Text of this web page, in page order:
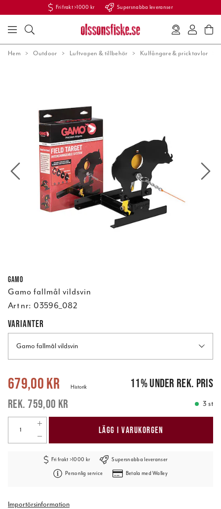
Fri frakt >1000 kr Supersnabba leveranser
Hem Outdoor Luftvapen & tillbehör Kulfångare & pricktavlor
Gamo
Gamo fallmål vildsvin
Art nr: 03596_082
VARIANTER
Gamo fallmål vildsvin
Nuvarande pris:679,00 kr 759,00 kr
679,00 kr
759,00 kr
Historik 11%under rek. pris
3 st
LÄGG I VARUKORGEN
Fri frakt >1000 kr Supersnabba leveranser
Personlig service Betala med Walley
Importörsinformation